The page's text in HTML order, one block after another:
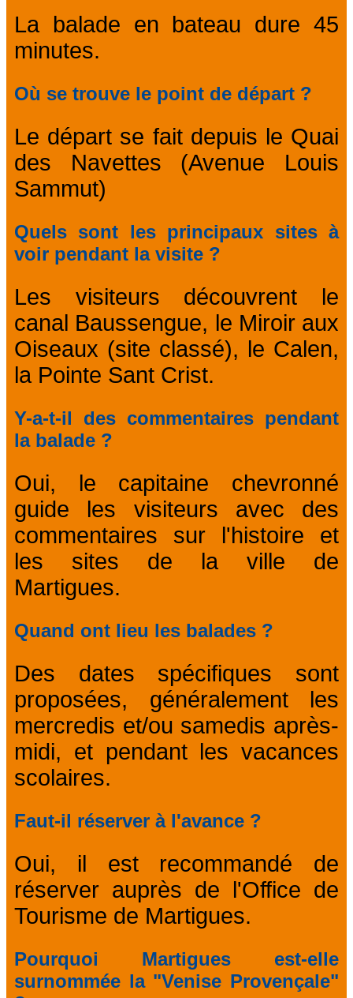
La balade en bateau dure 45
minutes.
Où se trouve le point de départ ?
Le départ se fait depuis le Quai
des Navettes (Avenue Louis
Sammut)
Quels sont les principaux sites à
voir pendant la visite ?
Les visiteurs découvrent le
canal Baussengue, le Miroir aux
Oiseaux (site classé), le Calen,
la Pointe Sant Crist.
Y-a-t-il des commentaires pendant
la balade ?
Oui, le capitaine chevronné
guide les visiteurs avec des
commentaires sur l'histoire et
les sites de la ville de
Martigues.
Quand ont lieu les balades ?
Des dates spécifiques sont
proposées, généralement les
mercredis et/ou samedis après-
midi, et pendant les vacances
scolaires.
Faut-il réserver à l'avance ?
Oui, il est recommandé de
réserver auprès de l'Office de
Tourisme de Martigues.
Pourquoi Martigues est-elle
surnommée la "Venise Provençale"